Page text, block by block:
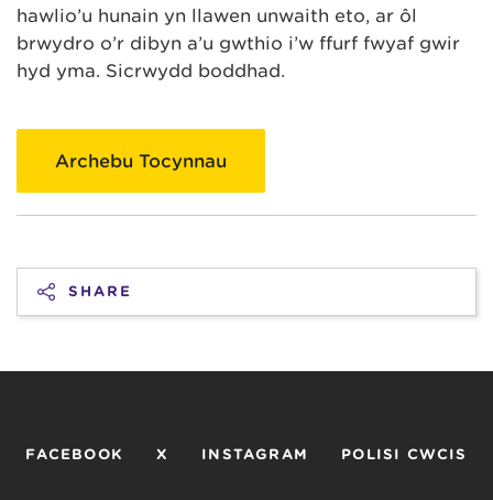
hawlio’u hunain yn llawen unwaith eto, ar ôl
brwydro o’r dibyn a’u gwthio i’w ffurf fwyaf gwir
hyd yma. Sicrwydd boddhad.
Archebu Tocynnau
SHARE
FACEBOOK X INSTAGRAM POLISI CWCIS